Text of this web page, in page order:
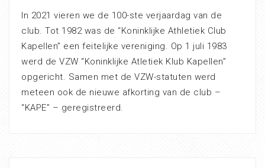
In 2021 vieren we de 100-ste verjaardag van de
club. Tot 1982 was de “Koninklijke Athletiek Club
Kapellen” een feitelijke vereniging. Op 1 juli 1983
werd de VZW “Koninklijke Atletiek Klub Kapellen”
opgericht. Samen met de VZW-statuten werd
meteen ook de nieuwe afkorting van de club –
“KAPE” – geregistreerd.